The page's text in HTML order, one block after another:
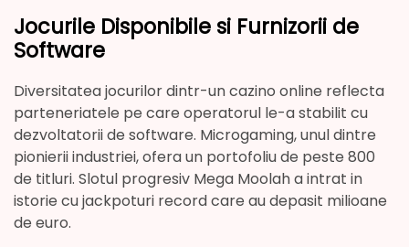
Jocurile Disponibile si Furnizorii de
Software
Diversitatea jocurilor dintr-un cazino online reflecta
parteneriatele pe care operatorul le-a stabilit cu
dezvoltatorii de software. Microgaming, unul dintre
pionierii industriei, ofera un portofoliu de peste 800
de titluri. Slotul progresiv Mega Moolah a intrat in
istorie cu jackpoturi record care au depasit milioane
de euro.